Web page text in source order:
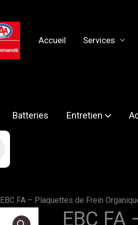
Accueil Services
Batteries Entretien
EBC FA – Plaquettes de Frein
EBC
quantité